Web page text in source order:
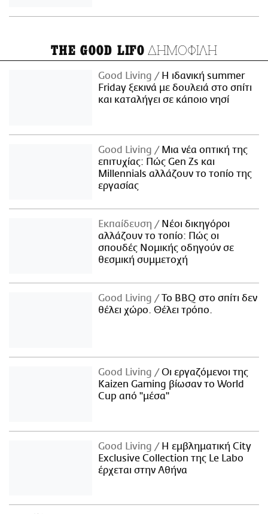
THE GOOD LIFO ΔΗΜΟΦΙΛΗ
Good Living
Η ιδανική summer
Friday ξεκινά με δουλειά στο σπίτι
και καταλήγει σε κάποιο νησί
Good Living
Μια νέα οπτική της
επιτυχίας: Πώς Gen Zs και
Millennials αλλάζουν το τοπίο της
εργασίας
Εκπαίδευση
Νέοι δικηγόροι
αλλάζουν το τοπίο: Πώς οι
σπουδές Νομικής οδηγούν σε
θεσμική συμμετοχή
Good Living
Το BBQ στο σπίτι δεν
θέλει χώρο. Θέλει τρόπο.
Good Living
Οι εργαζόμενοι της
Kaizen Gaming βίωσαν το World
Cup από "μέσα"
Good Living
Η εμβληματική City
Exclusive Collection της Le Labo
έρχεται στην Αθήνα